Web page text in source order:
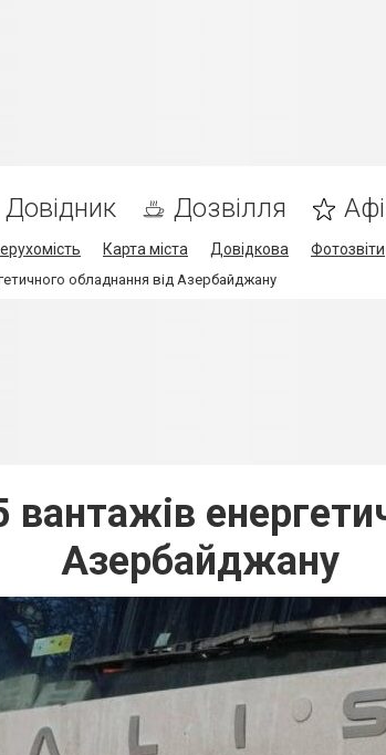
Довідник Дозвілля
Карта міста Довідкова Фотозвіти
обладнання від Азербайджану
Азербайджану